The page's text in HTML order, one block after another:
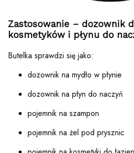
Zastosowanie – dozownik
kosmetyków i płynu do
Butelka sprawdzi się jako:
dozownik na mydło w płynie
dozownik na płyn do naczyń
pojemnik na szampon
pojemnik na żel pod prysznic